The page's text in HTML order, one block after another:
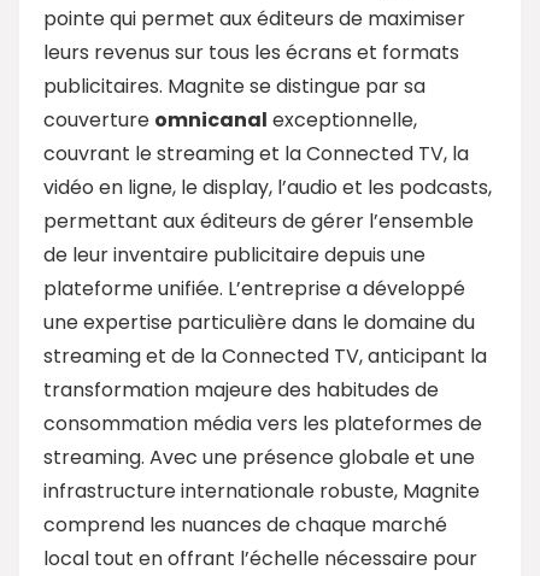
pointe qui permet aux éditeurs de maximiser
leurs revenus sur tous les écrans et formats
publicitaires. Magnite se distingue par sa
couverture omnicanal exceptionnelle,
couvrant le streaming et la Connected TV, la
vidéo en ligne, le display, l’audio et les podcasts,
permettant aux éditeurs de gérer l’ensemble
de leur inventaire publicitaire depuis une
plateforme unifiée. L’entreprise a développé
une expertise particulière dans le domaine du
streaming et de la Connected TV, anticipant la
transformation majeure des habitudes de
consommation média vers les plateformes de
streaming. Avec une présence globale et une
infrastructure internationale robuste, Magnite
comprend les nuances de chaque marché
local tout en offrant l’échelle nécessaire pour